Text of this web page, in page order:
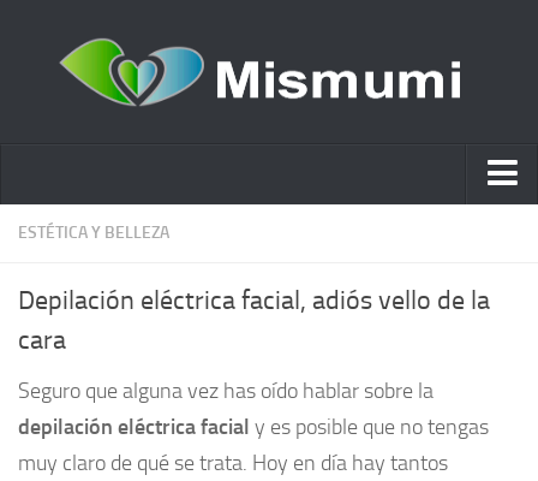
Ácido hialurónico
Estética y Belleza
Nutrición
Otras Categorías
ESTÉTICA Y BELLEZA
Depilación eléctrica facial, adiós vello de la
cara
Seguro que alguna vez has oído hablar sobre la
depilación eléctrica facial y es posible que no tengas
muy claro de qué se trata. Hoy en día hay tantos